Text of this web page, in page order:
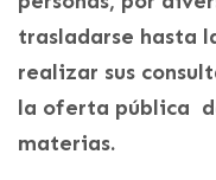
trasladarse hasta
realizar sus
la oferta pública
materias.